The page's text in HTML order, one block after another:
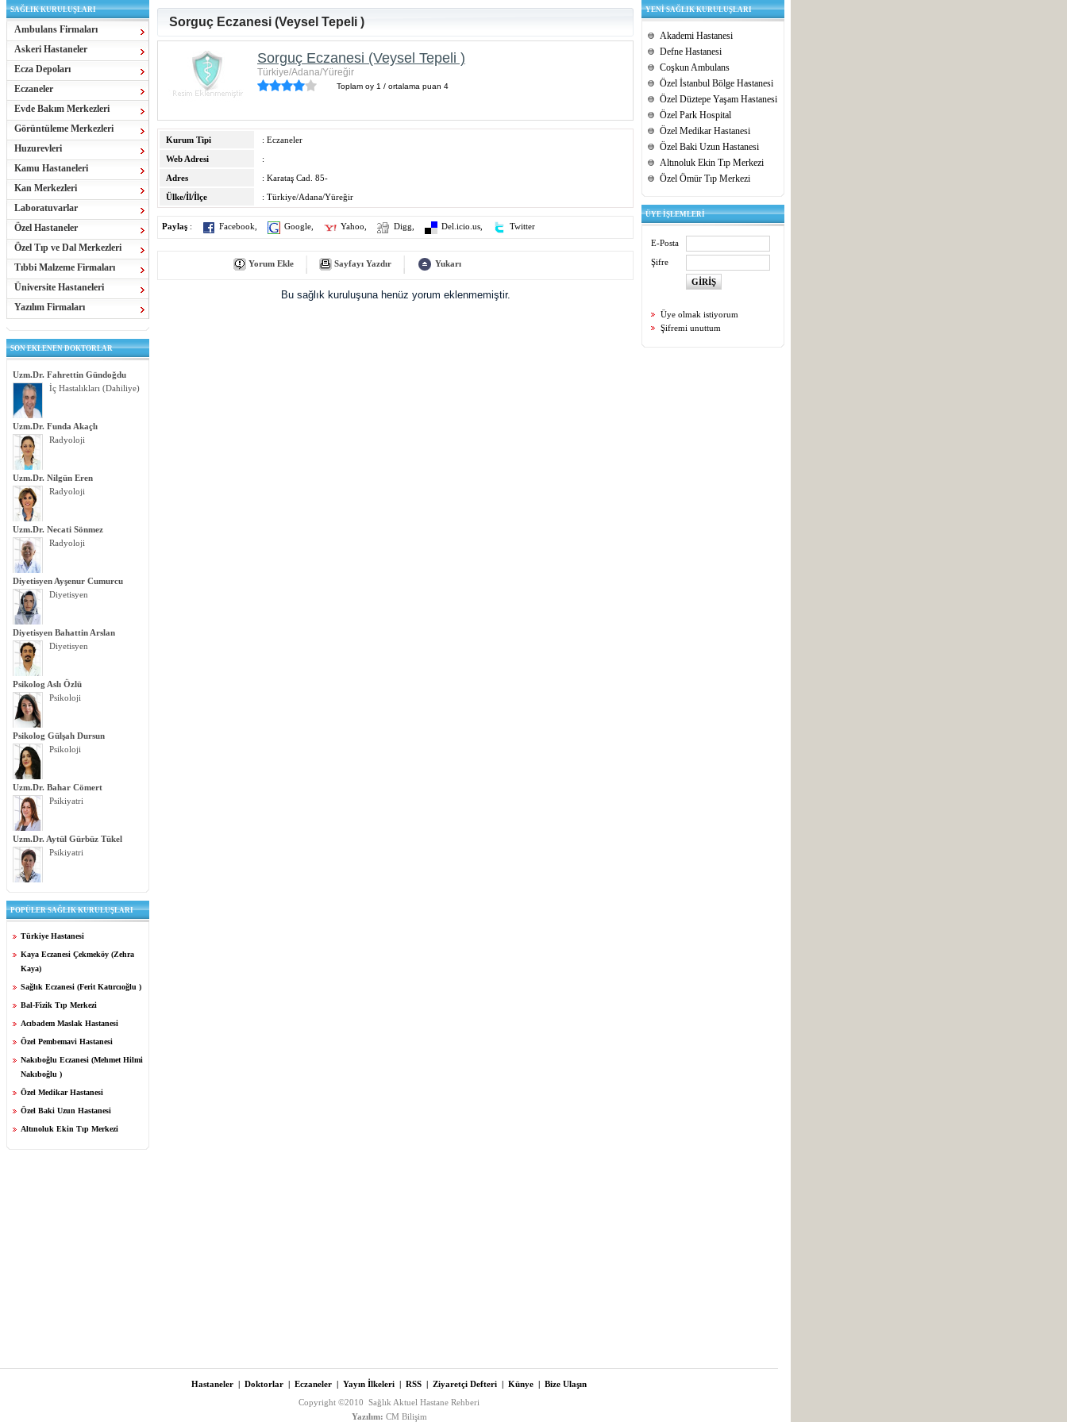
SAĞLIK KURULUŞLARI
Ambulans Firmaları
Askeri Hastaneler
Ecza Depoları
Eczaneler
Evde Bakım Merkezleri
Görüntüleme Merkezleri
Huzurevleri
Kamu Hastaneleri
Kan Merkezleri
Laboratuvarlar
Özel Hastaneler
Özel Tıp ve Dal Merkezleri
Tıbbi Malzeme Firmaları
Üniversite Hastaneleri
Yazılım Firmaları
SON EKLENEN DOKTORLAR
Uzm.Dr. Fahrettin Gündoğdu
İç Hastalıkları (Dahiliye)
Uzm.Dr. Funda Akaçlı
Radyoloji
Uzm.Dr. Nilgün Eren
Radyoloji
Uzm.Dr. Necati Sönmez
Radyoloji
Diyetisyen Ayşenur Cumurcu
Diyetisyen
Diyetisyen Bahattin Arslan
Diyetisyen
Psikolog Aslı Özlü
Psikoloji
Psikolog Gülşah Dursun
Psikoloji
Uzm.Dr. Bahar Cömert
Psikiyatri
Uzm.Dr. Aytül Gürbüz Tükel
Psikiyatri
POPÜLER SAĞLIK KURULUŞLARI
Türkiye Hastanesi
Kaya Eczanesi Çekmeköy (Zehra
Kaya)
Sağlık Eczanesi (Ferit Katırcıoğlu )
Bal-Fizik Tıp Merkezi
Acıbadem Maslak Hastanesi
Özel Pembemavi Hastanesi
Nakıboğlu Eczanesi (Mehmet Hilmi
Nakıboğlu )
Özel Medikar Hastanesi
Özel Baki Uzun Hastanesi
Altınoluk Ekin Tıp Merkezi
Sorguç Eczanesi (Veysel Tepeli )
Sorguç Eczanesi (Veysel Tepeli )
Türkiye/Adana/Yüreğir
Toplam oy 1 / ortalama puan 4
Kurum Tipi
: Eczaneler
Web Adresi
:
Adres
: Karataş Cad. 85-
Ülke/İl/İlçe
: Türkiye/Adana/Yüreğir
Paylaş : Facebook Google Yahoo Digg Del.icio.us Twitter
Yorum Ekle Sayfayı Yazdır Yukarı
Bu sağlık kuruluşuna henüz yorum eklenmemiştir.
YENİ SAĞLIK KURULUŞLARI
Akademi Hastanesi
Defne Hastanesi
Coşkun Ambulans
Özel İstanbul Bölge Hastanesi
Özel Düztepe Yaşam Hastanesi
Özel Park Hospital
Özel Medikar Hastanesi
Özel Baki Uzun Hastanesi
Altınoluk Ekin Tıp Merkezi
Özel Ömür Tıp Merkezi
ÜYE İŞLEMLERİ
E-Posta
Şifre
Üye olmak istiyorum
Şifremi unuttum
Hastaneler | Doktorlar | Eczaneler | Yayın İlkeleri | RSS | Ziyaretçi Defteri | Künye | Bize Ulaşın
Copyright ©2010 Sağlık Aktuel Hastane Rehberi
Yazılım: CM Bilişim